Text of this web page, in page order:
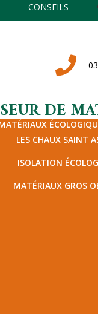
CONSEILS
DE
LES CHAUX SAINT
ISOLATION
MATÉRIAUX GROS